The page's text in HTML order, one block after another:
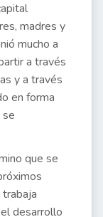
madres y
mucho a
a través
y a través
en forma
se
que se
desarrollo